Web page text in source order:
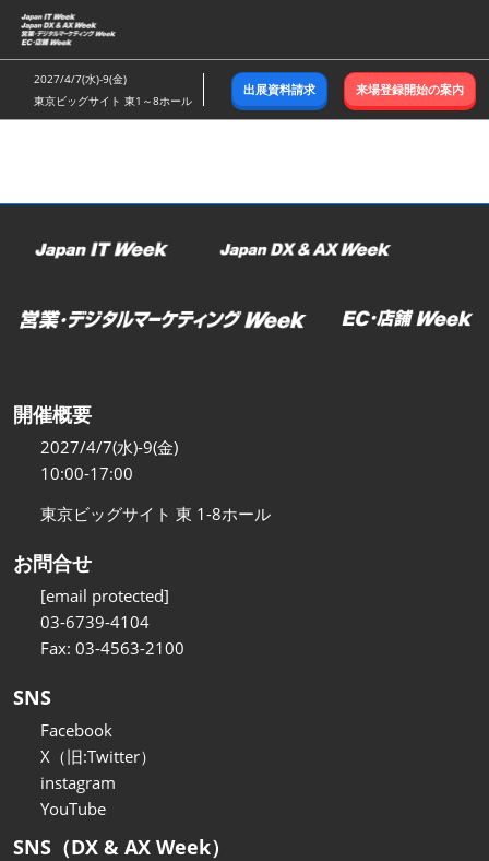
ス
キ
ッ
し
む
2027/4/7(水)-9(金)
東京ビッグサイト 東1～8ホール
出展資料請求 来場登録開始の案内
開催概要
2027/4/7(水)-9(金)
10:00-17:00
東京ビッグサイト 東 1-8ホール
お問合せ
[email protected]
03-6739-4104
Fax: 03-4563-2100
SNS
Facebook
X（旧:Twitter）
instagram
YouTube
SNS（DX & AX Week）